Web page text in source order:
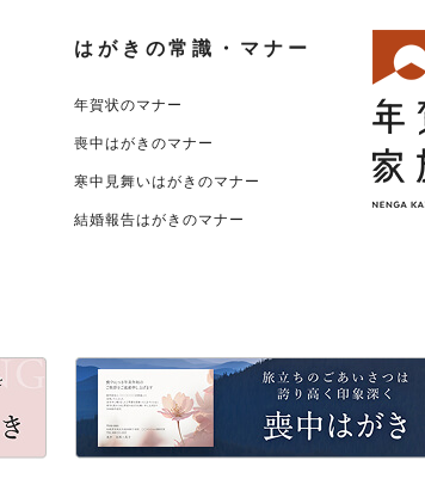
はがきの常識・マナー
年賀状のマナー
喪中はがきのマナー
寒中見舞いはがきのマナー
結婚報告はがきのマナー